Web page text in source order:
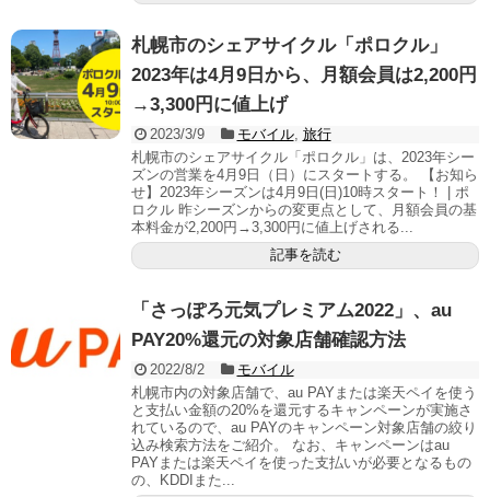
札幌市のシェアサイクル「ポロクル」
2023年は4月9日から、月額会員は2,200円
→3,300円に値上げ
2023/3/9 モバイル, 旅行
札幌市のシェアサイクル「ポロクル」は、2023年シー
ズンの営業を4月9日（日）にスタートする。 【お知ら
せ】2023年シーズンは4月9日(日)10時スタート！ | ポ
ロクル 昨シーズンからの変更点として、月額会員の基
本料金が2,200円→3,300円に値上げされる...
記事を読む
「さっぽろ元気プレミアム2022」、au
PAY20%還元の対象店舗確認方法
2022/8/2
モバイル
札幌市内の対象店舗で、au PAYまたは楽天ペイを使う
と支払い金額の20%を還元するキャンペーンが実施さ
れているので、au PAYのキャンペーン対象店舗の絞り
込み検索方法をご紹介。 なお、キャンペーンはau
PAYまたは楽天ペイを使った支払いが必要となるもの
の、KDDIまた...